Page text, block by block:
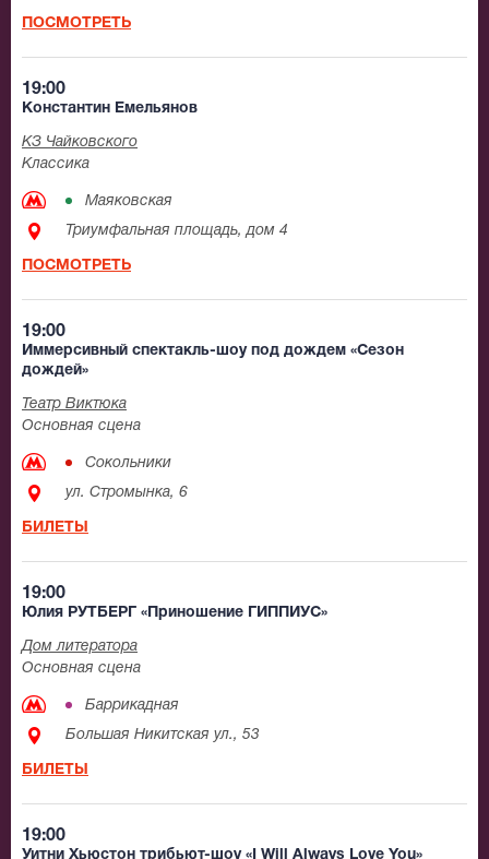
ПОСМОТРЕТЬ
19:00
Константин Емельянов
КЗ Чайковского
Классика
Маяковская
Триумфальная площадь, дом 4
ПОСМОТРЕТЬ
19:00
Иммерсивный спектакль-шоу под дождем «Сезон
дождей»
Театр Виктюка
Основная сцена
Сокольники
ул. Стромынка, 6
БИЛЕТЫ
19:00
Юлия РУТБЕРГ «Приношение ГИППИУС»
Дом литератора
Основная сцена
Баррикадная
Большая Никитская ул., 53
БИЛЕТЫ
19:00
Уитни Хьюстон трибьют-шоу «I Will Always Love You»